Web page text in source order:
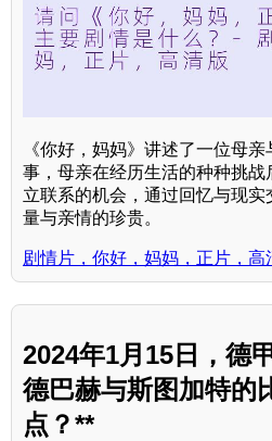
《你好，妈妈》讲述了一位母
事，母亲在经历生活的种种挑
立联系的机会，通过回忆与现
量与亲情的珍贵。
剧情片，你好，妈妈，正片，高
2024年1月15日，德
德巴赫与斯图加特的
点？**